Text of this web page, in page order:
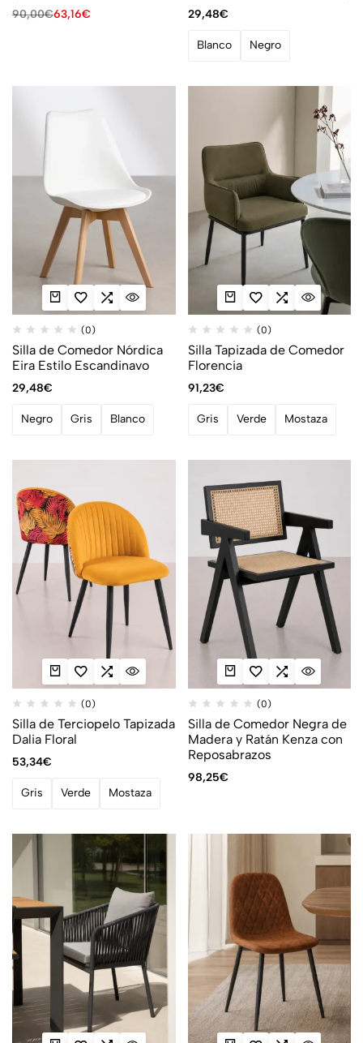
90,00€63,16€ 29,48€
Blanco Negro
(0)
Silla de Comedor Nórdica
Eira Estilo Escandinavo
29,48€
Negro Gris Blanco
(0)
Silla Tapizada de Comedor
Florencia
91,23€
Gris Verde Mostaza
(0)
Silla de Terciopelo Tapizada
Dalia Floral
53,34€
Gris Verde Mostaza
(0)
Silla de Comedor Negra de
Madera y Ratán Kenza con
Reposabrazos
98,25€